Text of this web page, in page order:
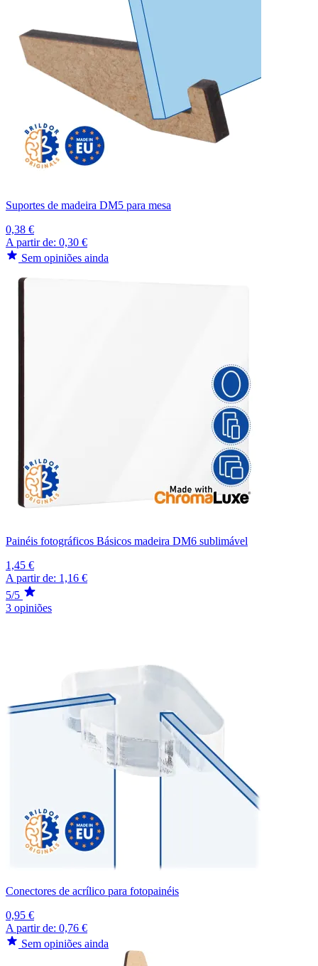
Suportes de madeira DM5 para mesa
0,38 €
A partir de: 0,30 €
Sem opiniões ainda
Painéis fotográficos Básicos madeira DM6 sublimável
1,45 €
A partir de: 1,16 €
5/5
3 opiniões
Conectores de acrílico para fotopainéis
0,95 €
A partir de: 0,76 €
Sem opiniões ainda